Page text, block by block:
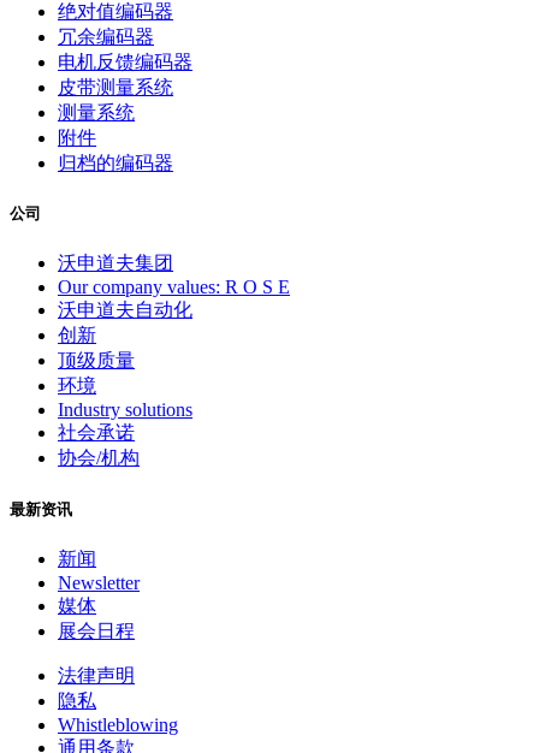
绝对值编码器
冗余编码器
电机反馈编码器
皮带测量系统
测量系统
附件
归档的编码器
公司
沃申道夫集团
Our company values: R O S E
沃申道夫自动化
创新
顶级质量
环境
Industry solutions
社会承诺
协会/机构
最新资讯
新闻
Newsletter
媒体
展会日程
法律声明
隐私
Whistleblowing
通用条款